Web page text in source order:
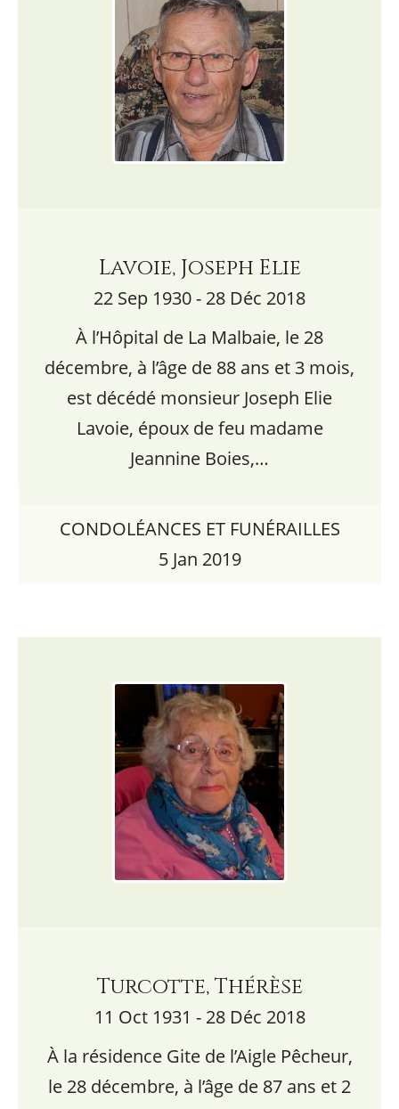
Lavoie, Joseph Elie
22 Sep 1930 - 28 Déc 2018
À l’Hôpital de La Malbaie, le 28
décembre, à l’âge de 88 ans et 3 mois,
est décédé monsieur Joseph Elie
Lavoie, époux de feu madame
Jeannine Boies,…
CONDOLÉANCES ET FUNÉRAILLES
5 Jan 2019
Turcotte, Thérèse
11 Oct 1931 - 28 Déc 2018
À la résidence Gite de l’Aigle Pêcheur,
le 28 décembre, à l’âge de 87 ans et 2